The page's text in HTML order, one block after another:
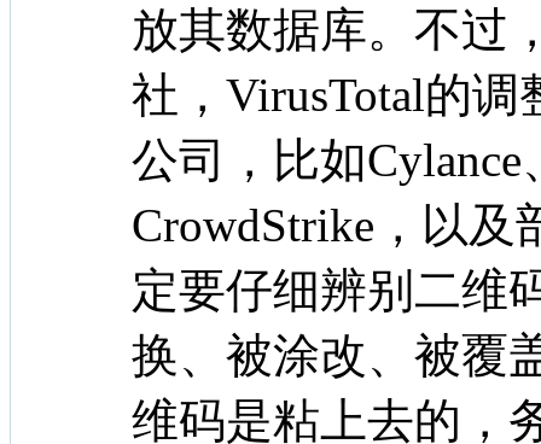
放其数据库。不过
社，VirusTotal的
公司，比如Cylance
CrowdStrike，以
定要仔细辨别二维
换、被涂改、被覆
维码是粘上去的，